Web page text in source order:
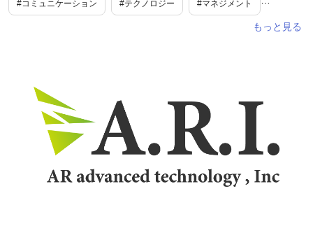
#コミュニケーション #テクノロジー #マネジメント